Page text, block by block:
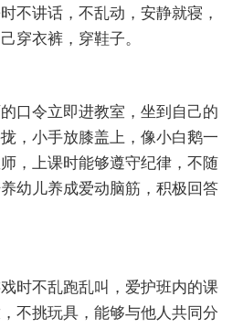
不讲话，不乱动，安静就寝，
穿衣裤，穿鞋子。
口令立即进教室，坐到自己的
，小手放膝盖上，像小白鹅一
，上课时能够遵守纪律，不随
幼儿养成爱动脑筋，积极回答
时不乱跑乱叫，爱护班内的课
不挑玩具，能够与他人共同分